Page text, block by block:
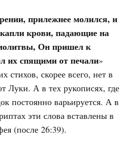
прилежнее молился, и
крови, падающие на
Он пришел к
их спящими от печали»
стихов, скорее всего, нет в
Луки. А в тех рукописях, где
постоянно варьируется. А в
эти слова вставлены в
(после 26:39).